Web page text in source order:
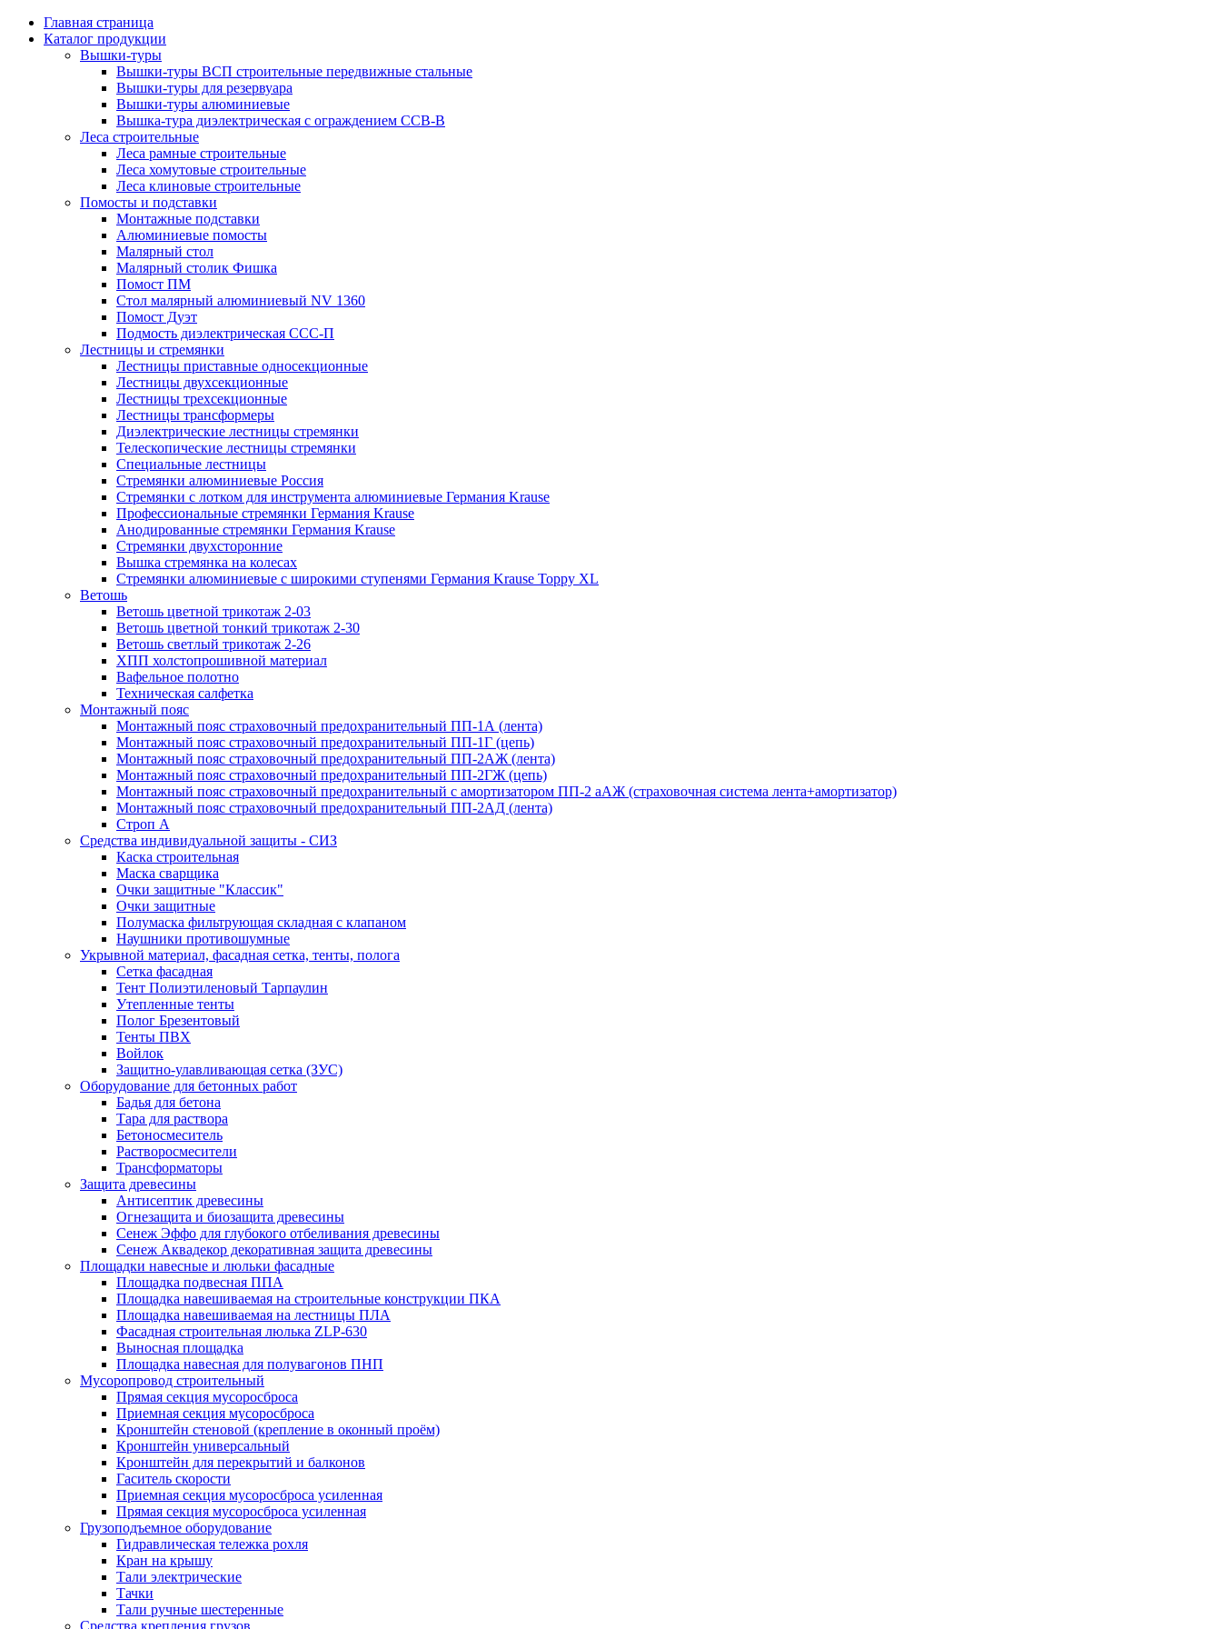
Главная страница
Каталог продукции
Вышки-туры
Вышки-туры ВСП строительные передвижные стальные
Вышки-туры для резервуара
Вышки-туры алюминиевые
Вышка-тура диэлектрическая с ограждением ССВ-В
Леса строительные
Леса рамные строительные
Леса хомутовые строительные
Леса клиновые строительные
Помосты и подставки
Монтажные подставки
Алюминиевые помосты
Малярный стол
Малярный столик Фишка
Помост ПМ
Стол малярный алюминиевый NV 1360
Помост Дуэт
Подмость диэлектрическая ССС-П
Лестницы и стремянки
Лестницы приставные односекционные
Лестницы двухсекционные
Лестницы трехсекционные
Лестницы трансформеры
Диэлектрические лестницы стремянки
Телескопические лестницы стремянки
Специальные лестницы
Стремянки алюминиевые Россия
Стремянки c лотком для инструмента алюминиевые Германия Krause
Профессиональные стремянки Германия Krause
Анодированные стремянки Германия Krause
Стремянки двухсторонние
Вышка стремянка на колесах
Стремянки алюминиевые c широкими ступенями Германия Krause Toppy XL
Ветошь
Ветошь цветной трикотаж 2-03
Ветошь цветной тонкий трикотаж 2-30
Ветошь светлый трикотаж 2-26
ХПП холстопрошивной материал
Вафельное полотно
Техническая салфетка
Монтажный пояс
Монтажный пояс страховочный предохранительный ПП-1А (лента)
Монтажный пояс страховочный предохранительный ПП-1Г (цепь)
Монтажный пояс страховочный предохранительный ПП-2АЖ (лента)
Монтажный пояс страховочный предохранительный ПП-2ГЖ (цепь)
Монтажный пояс страховочный предохранительный с амортизатором ПП-2 аАЖ (страховочная система лента+амортизатор)
Монтажный пояс страховочный предохранительный ПП-2АД (лента)
Строп А
Средства индивидуальной защиты - СИЗ
Каска строительная
Маска сварщика
Очки защитные "Классик"
Очки защитные
Полумаска фильтрующая складная с клапаном
Наушники противошумные
Укрывной материал, фасадная сетка, тенты, полога
Сетка фасадная
Тент Полиэтиленовый Тарпаулин
Утепленные тенты
Полог Брезентовый
Тенты ПВХ
Войлок
Защитно-улавливающая сетка (ЗУС)
Оборудование для бетонных работ
Бадья для бетона
Тара для раствора
Бетоносмеситель
Растворосмесители
Трансформаторы
Защита древесины
Антисептик древесины
Огнезащита и биозащита древесины
Сенеж Эффо для глубокого отбеливания древесины
Сенеж Аквадекор декоративная защита древесины
Площадки навесные и люльки фасадные
Площадка подвесная ППА
Площадка навешиваемая на строительные конструкции ПКА
Площадка навешиваемая на лестницы ПЛА
Фасадная строительная люлька ZLP-630
Выносная площадка
Площадка навесная для полувагонов ПНП
Мусоропровод строительный
Прямая секция мусоросброса
Приемная секция мусоросброса
Кронштейн стеновой (крепление в оконный проём)
Кронштейн универсальный
Кронштейн для перекрытий и балконов
Гаситель скорости
Приемная секция мусоросброса усиленная
Прямая секция мусоросброса усиленная
Грузоподъемное оборудование
Гидравлическая тележка рохля
Кран на крышу
Тали электрические
Тачки
Тали ручные шестеренные
Средства крепления грузов